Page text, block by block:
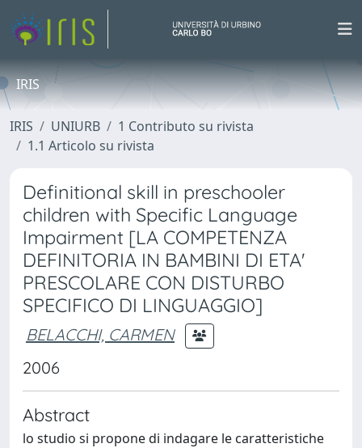
IRIS
IRIS UNIURB
1 Contributo su rivista
1.1 Articolo su rivista
Definitional skill in preschooler
children with Specific Language
Impairment [LA COMPETENZA
DEFINITORIA IN BAMBINI DI ETA'
PRESCOLARE CON DISTURBO
SPECIFICO DI LINGUAGGIO]
BELACCHI, CARMEN
2006
Abstract
lo studio si propone di indagare le caratteristiche